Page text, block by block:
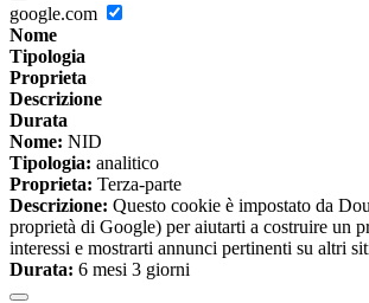
google.com
Nome
Tipologia
Proprieta
Descrizione
Durata
Nome: NID
Tipologia: analitico
Proprieta: Terza-parte
Descrizione: Questo cookie è impostato da
proprietà di Google) per aiutarti a costruire un
interessi e mostrarti annunci pertinenti su altri
Durata: 6 mesi 3 giorni